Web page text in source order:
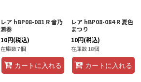
レア hBP08-081 R 音乃
瀬奏
10円(税込)
在庫数 7個
カートに入れる
レア hBP08-084 R 夏色
まつり
10円(税込)
在庫数 18個
カートに入れる